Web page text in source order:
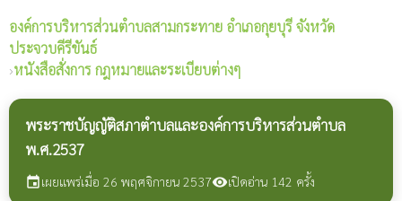
องค์การบริหารส่วนตำบลสามกระทาย อำเภอกุยบุรี จังหวัด
ประจวบคีรีขันธ์
›หนังสือสั่งการ กฎหมายและระเบียบต่างๆ
พระราชบัญญัติสภาตำบลและองค์การบริหารส่วนตำบล
พ.ศ.2537
eventเผยแพร่เมื่อ 26 พฤศจิกายน 2537visibilityเปิดอ่าน 142 ครั้ง